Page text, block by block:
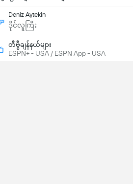
Deniz Aytekin
ဒိုင်လူကြီး
တီဗွီချန်နယ်များ
ESPN+ - USA / ESPN App - USA